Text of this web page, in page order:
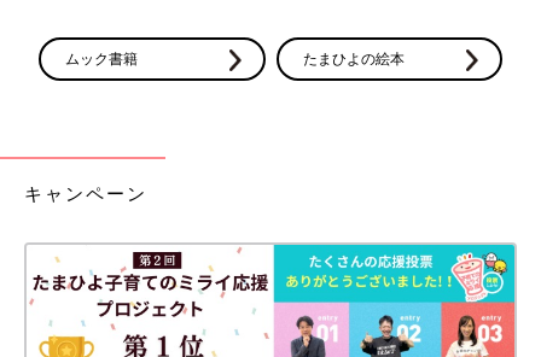
ムック書籍 たまひよの絵本
キャンペーン